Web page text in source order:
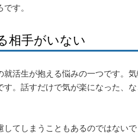
す。
相手がいない
活生が抱える悩みの一つです。
。話すだけで気が楽になった、
てしまうこともあるのではない